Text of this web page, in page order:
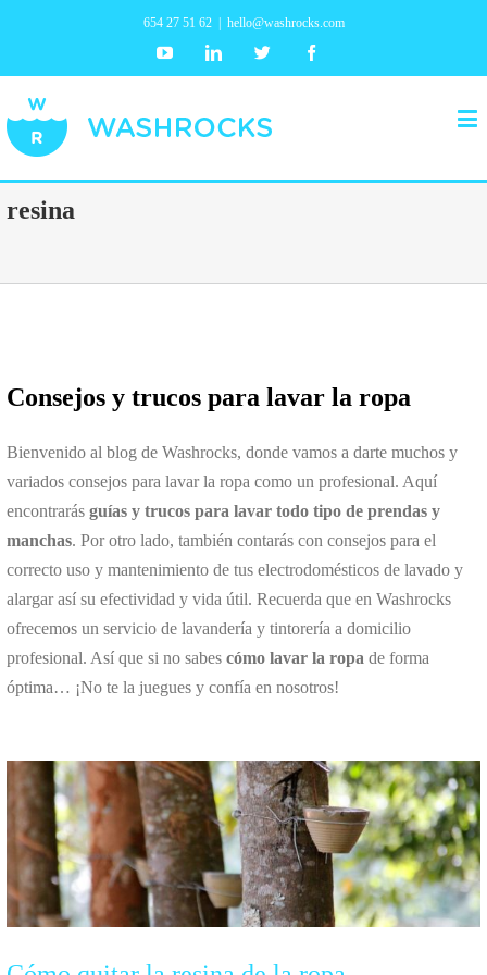
654 27 51 62 hello@washrocks.com
YoutubeLinkedin Twitter
resina
Consejos y trucos para lavar la ropa
Bienvenido al blog de Washrocks, donde vamos a darte muchos y
variados consejos para lavar la ropa como un profesional. Aquí
encontrarás guías y trucos para lavar todo tipo de prendas y
manchas. Por otro lado, también contarás con consejos para el
correcto uso y mantenimiento de tus electrodomésticos de lavado y
alargar así su efectividad y vida útil. Recuerda que en Washrocks
ofrecemos un servicio de lavandería y tintorería a domicilio
profesional. Así que si no sabes cómo lavar la ropa de forma
óptima… ¡No te la juegues y confía en nosotros!